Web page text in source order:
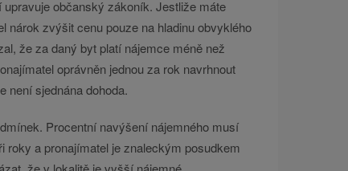
občanský zákoník. Jestliže máte
nárok zvýšit cenu pouze na hladinu obvyklého
že za daný byt platí nájemce méně než
oprávněn jednou za rok navrhnout
není sjednána dohoda.
Procentní navýšení nájemného musí
roky a pronajímatel je znaleckým posudkem